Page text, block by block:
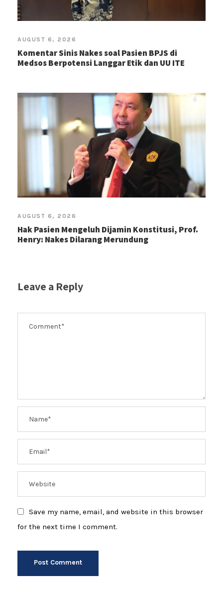
AUGUST 6, 2026
Komentar Sinis Nakes soal Pasien BPJS di
Medsos Berpotensi Langgar Etik dan UU ITE
AUGUST 6, 2026
Hak Pasien Mengeluh Dijamin Konstitusi, Prof.
Henry: Nakes Dilarang Merundung
Leave a Reply
Save my name, email, and website in this browser
for the next time I comment.